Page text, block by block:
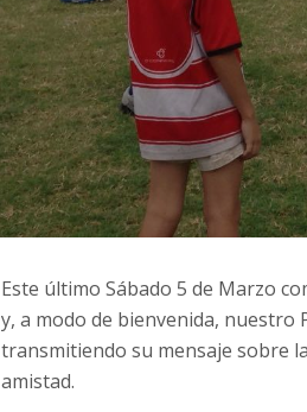
Este último Sábado 5 de Marzo
y, a modo de bienvenida,
transmitiendo su mensaje sobre
amistad.